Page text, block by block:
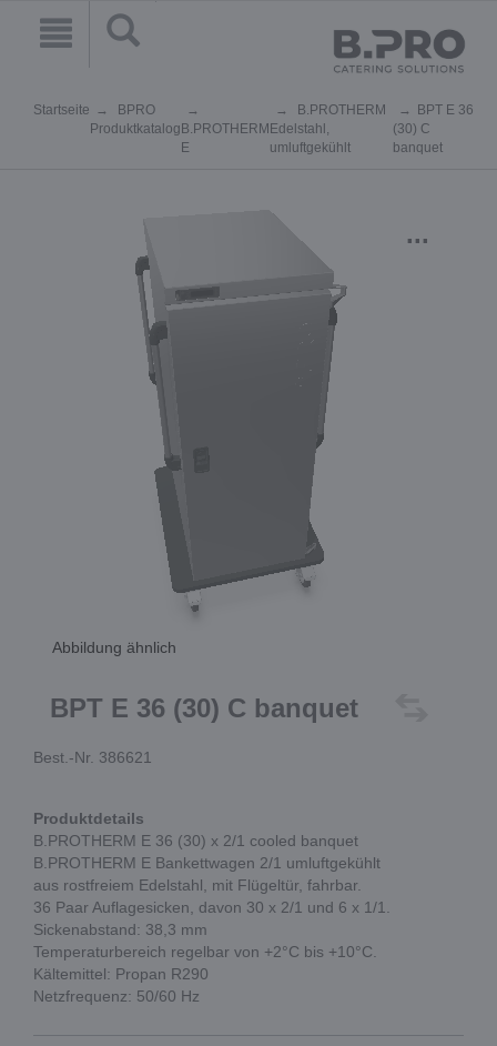
Startseite
BPRO
Produktkatalog B.PROTHERM
E
B.PROTHERM
Edelstahl,
umluftgekühlt
BPT E 36
(30) C
banquet
...
Abbildung ähnlich
BPT E 36 (30) C banquet
Best.-Nr. 386621
Produktdetails
B.PROTHERM E 36 (30) x 2/1 cooled banquet
B.PROTHERM E Bankettwagen 2/1 umluftgekühlt
aus rostfreiem Edelstahl, mit Flügeltür, fahrbar.
36 Paar Auflagesicken, davon 30 x 2/1 und 6 x 1/1.
Sickenabstand: 38,3 mm
Temperaturbereich regelbar von +2°C bis +10°C.
Kältemittel: Propan R290
Netzfrequenz: 50/60 Hz